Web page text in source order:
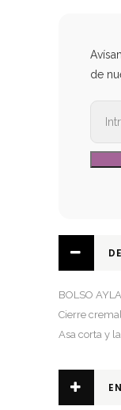
de
BOLSO
Cierre
Asa corta y